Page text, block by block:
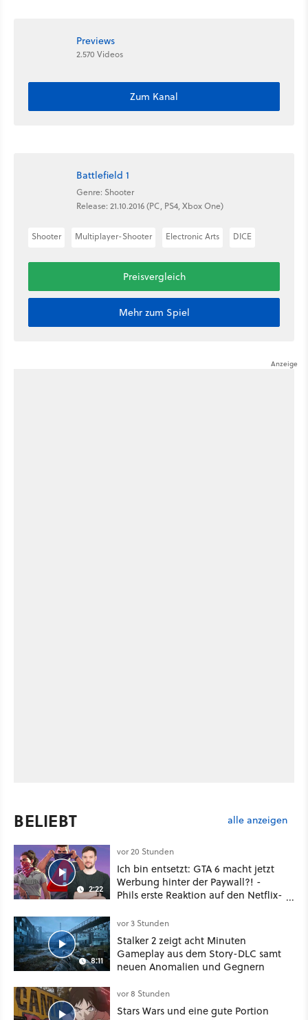
Previews
2.570 Videos
Zum Kanal
Battlefield 1
Genre: Shooter
Release: 21.10.2016 (PC, PS4, Xbox One)
Shooter Multiplayer-Shooter Electronic Arts DICE
Preisvergleich
Mehr zum Spiel
BELIEBT alle anzeigen
2:22
vor 20 Stunden
Ich bin entsetzt: GTA 6 macht jetzt
Werbung hinter der Paywall?! -
Phils erste Reaktion auf den Netflix-
8:11
vor 3 Stunden
Stalker 2 zeigt acht Minuten
Gameplay aus dem Story-DLC samt
neuen Anomalien und Gegnern
vor 8 Stunden
Stars Wars und eine gute Portion